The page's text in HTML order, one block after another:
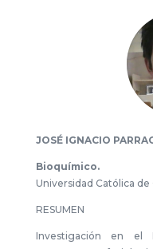
JOSÉ IGNACIO
Bioquímico.
Universidad Católica de
RESUMEN
Investigación en el